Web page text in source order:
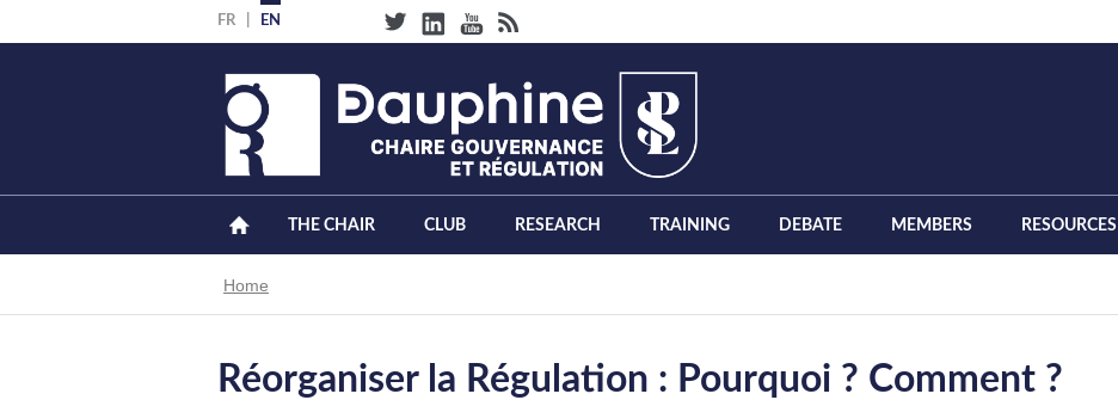
to
FR EN
THE CHAIR CLUB RESEARCH TRAINING DEBATE MEMBERS RESOURCES
Breadcrumb
Home
Réorganiser la Régulation : Pourquoi ? Comment ?